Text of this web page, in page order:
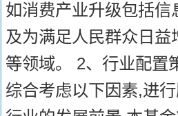
如消费产业升级包括
及为满足人民群众日
等领域。 2、行业配置
综合考虑以下因素,进